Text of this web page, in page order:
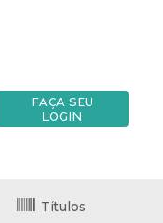
FAÇA SEU
LOGIN
Títulos